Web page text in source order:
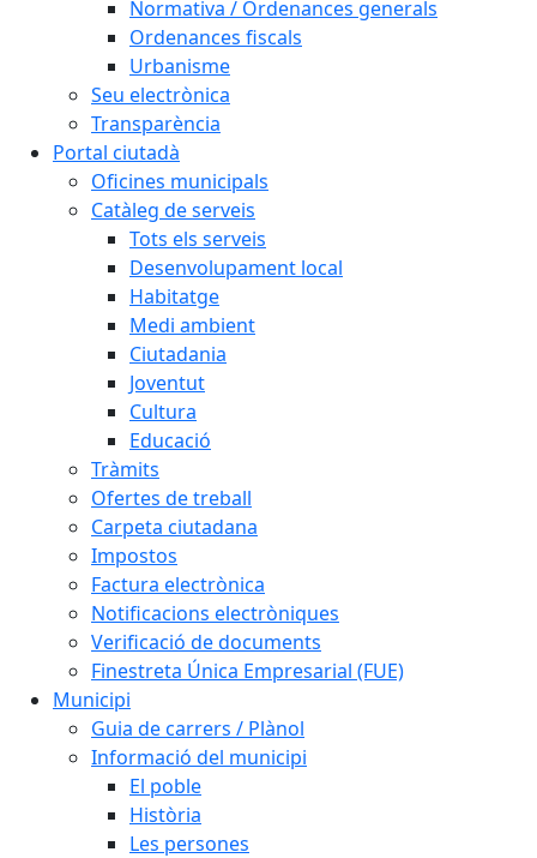
Normativa / Ordenances generals
Ordenances fiscals
Urbanisme
Seu electrònica
Transparència
Portal ciutadà
Oficines municipals
Catàleg de serveis
Tots els serveis
Desenvolupament local
Habitatge
Medi ambient
Ciutadania
Joventut
Cultura
Educació
Tràmits
Ofertes de treball
Carpeta ciutadana
Impostos
Factura electrònica
Notificacions electròniques
Verificació de documents
Finestreta Única Empresarial (FUE)
Municipi
Guia de carrers / Plànol
Informació del municipi
El poble
Història
Les persones